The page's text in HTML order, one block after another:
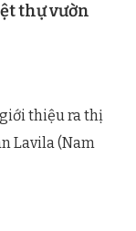
thự vườn
thiệu ra thị
Lavila (Nam